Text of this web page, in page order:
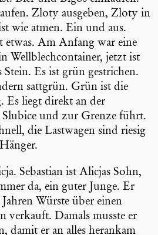
Zloty ausgeben, Zloty in
wie atmen. Ein und aus.
etwas. Am Anfang war eine
Wellblech­con­tainer, jetzt ist
Stein. Es ist grün gestri­chen.
sattgrün. Grün ist die
Es liegt direkt an der
Slubice und zur Grenze führt.
die Lastwagen sind riesig
Sebastian ist Alicjas Sohn,
da, ein guter Junge. Er
Würste über einen
verkauft. Damals musste er
damit er an alles herankam